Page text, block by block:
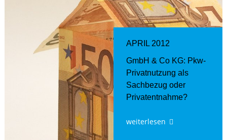
APRIL 2012
GmbH & Co KG: Pkw-
Privatnutzung als
Sachbezug oder
Privatentnahme?
weiterlesen